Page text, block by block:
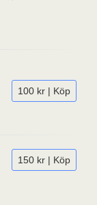
100 kr | Köp
150 kr | Köp